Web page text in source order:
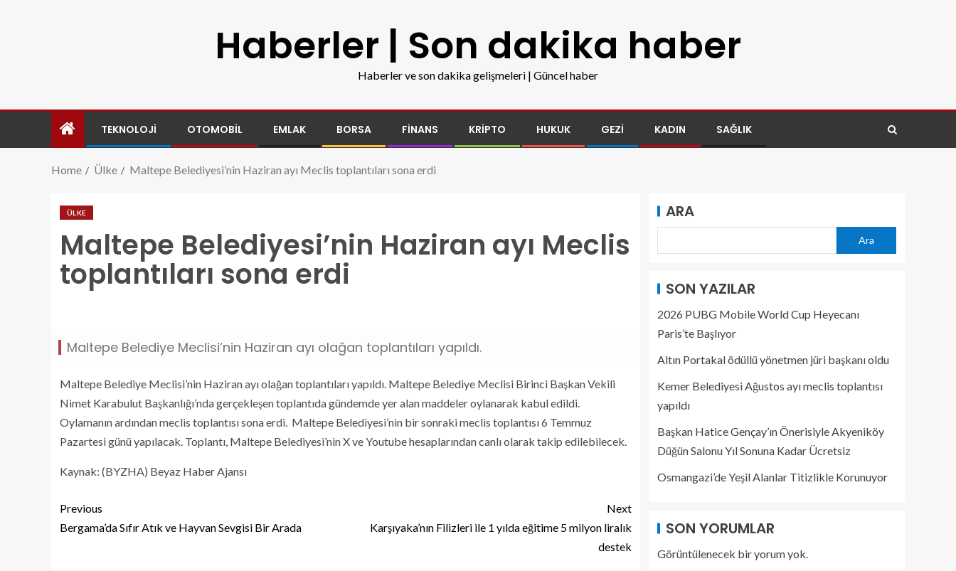
Haberler | Son dakika haber
Haberler ve son dakika gelişmeleri | Güncel haber
TEKNOLOJI OTOMOBIL EMLAK BORSA FINANS KRIPTO HUKUK GEZI KADIN SAĞLIK
Home Ülke Maltepe Belediyesi’nin Haziran ayı Meclis toplantıları sona erdi
ÜLKE
Maltepe Belediyesi’nin Haziran ayı Meclis
toplantıları sona erdi
Maltepe Belediye Meclisi’nin Haziran ayı olağan toplantıları yapıldı.
Maltepe Belediye Meclisi’nin Haziran ayı olağan toplantıları yapıldı. Maltepe Belediye Meclisi Birinci Başkan Vekili
Nimet Karabulut Başkanlığı’nda gerçekleşen toplantıda gündemde yer alan maddeler oylanarak kabul edildi.
Oylamanın ardından meclis toplantısı sona erdi. Maltepe Belediyesi’nin bir sonraki meclis toplantısı 6 Temmuz
Pazartesi günü yapılacak. Toplantı, Maltepe Belediyesi’nin X ve Youtube hesaplarından canlı olarak takip edilebilecek.
Kaynak: (BYZHA) Beyaz Haber Ajansı
Previous
Bergama’da Sıfır Atık ve Hayvan Sevgisi Bir Arada
Next
Karşıyaka’nın Filizleri ile 1 yılda eğitime 5 milyon liralık
destek
ARA
Ara
SON YAZILAR
2026 PUBG Mobile World Cup Heyecanı
Paris’te Başlıyor
Altın Portakal ödüllü yönetmen jüri başkanı oldu
Kemer Belediyesi Ağustos ayı meclis toplantısı
yapıldı
Başkan Hatice Gençay’ın Önerisiyle Akyeniköy
Düğün Salonu Yıl Sonuna Kadar Ücretsiz
Osmangazi’de Yeşil Alanlar Titizlikle Korunuyor
SON YORUMLAR
Görüntülenecek bir yorum yok.